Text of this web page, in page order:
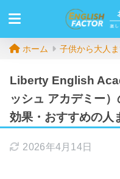
ホーム 子供から大人
Liberty English
ッシュ アカデミー
効果・おすすめの人
2026年4月14日